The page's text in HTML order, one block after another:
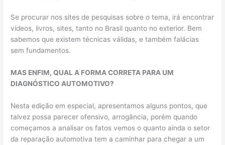
Se procurar nos sites de pesquisas sobre o tema, irá encontrar
vídeos, livros, sites, tanto no Brasil quanto no exterior. Bem
sabemos que existem técnicas válidas, e também falácias
sem fundamentos.
MAS ENFIM, QUAL A FORMA CORRETA PARA UM
DIAGNÓSTICO AUTOMOTIVO?
Nesta edição em especial, apresentamos alguns pontos, que
talvez possa parecer ofensivo, arrogância, porém quando
começamos a analisar os fatos vemos o quanto ainda o setor
da reparação automotiva tem a caminhar para chegar a um